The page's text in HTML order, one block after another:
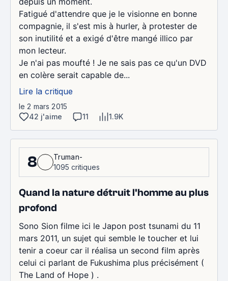
Fatigué d'attendre que je le visionne en bonne
compagnie, il s'est mis à hurler, à protester de
son inutilité et a exigé d'être mangé illico par
mon lecteur.
Je n'ai pas moufté ! Je ne sais pas ce qu'un DVD
en colère serait capable de...
Lire la critique
le 2 mars 2015
42 j'aime
11 1.9K
8
Truman-
1095 critiques
Quand la nature détruit l'homme au plus
profond
Sono Sion filme ici le Japon post tsunami du 11
mars 2011, un sujet qui semble le toucher et lui
tenir a coeur car il réalisa un second film après
celui ci parlant de Fukushima plus précisément (
The Land of Hope ) .